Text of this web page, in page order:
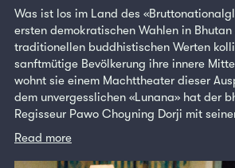
Was ist los im Land des
ersten demokratischen Wahlen in
traditionellen buddhistischen Werten
sanftmütige Bevölkerung ihre innere
wohnt sie einem Machttheater dieser
dem unvergesslichen «Lunana» hat der
Regisseur Pawo Choyning Dorji mit
Read more